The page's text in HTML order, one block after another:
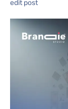
edit post